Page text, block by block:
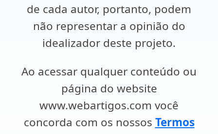
de cada autor, portanto, podem
não representar a opinião do
idealizador deste projeto.
Ao acessar qualquer conteúdo ou
página do website
www.webartigos.com você
concorda com os nossos Termos